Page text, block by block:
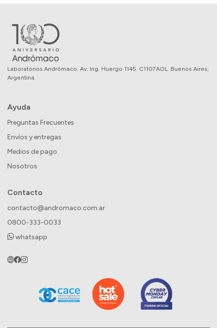
Laboratorios Andrómaco. Av. Ing. Huergo 1145. C1107AOL. Buenos Aires,
Argentina.
Ayuda
Preguntas Frecuentes
Envíos y entregas
Medios de pago
Nosotros
Contacto
contacto@andromaco.com.ar
0800-333-0033
whatsapp